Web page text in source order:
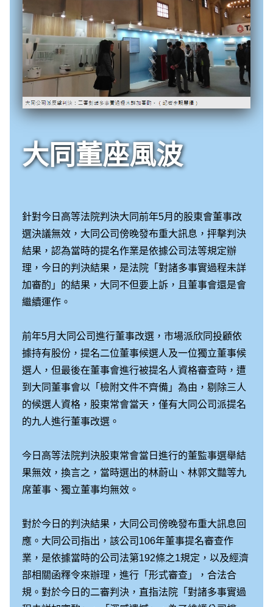
大同董座風波
針對今日高等法院判決大同前年5月的股東會董事改
選決議無效，大同公司傍晚發布重大訊息，抨擊判決
結果，認為當時的提名作業是依據公司法等規定辦
理，今日的判決結果，是法院「對諸多事實過程未詳
加審酌」的結果，大同不但要上訴，且董事會還是會
繼續運作。
前年5月大同公司進行董事改選，市場派欣同投顧依
據持有股份，提名二位董事候選人及一位獨立董事候
選人，但最後在董事會進行被提名人資格審查時，遭
到大同董事會以「檢附文件不齊備」為由，剔除三人
的候選人資格，股東常會當天，僅有大同公司派提名
的九人進行董事改選。
今日高等法院判決股東常會當日進行的董監事選舉結
果無效，換言之，當時選出的林蔚山、林郭文豔等九
席董事、獨立董事均無效。
對於今日的判決結果，大同公司傍晚發布重大訊息回
應。大同公司指出，該公司106年董事提名審查作
業，是依據當時的公司法第192條之1規定，以及經濟
部相關函釋令來辦理，進行「形式審查」，合法合
規。對於今日的二審判決，直指法院「對諸多事實過